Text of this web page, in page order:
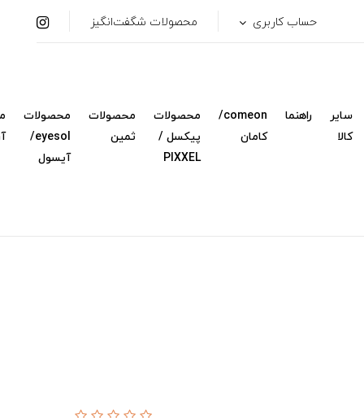
حساب کاربری محصولات شگفت‌انگیز
سایر
کالا
راهنما
comeon/
کامان
محصولات
پیکسل /
PIXXEL
محصولات
ثمین
محصولات
eyesol/
آیسول